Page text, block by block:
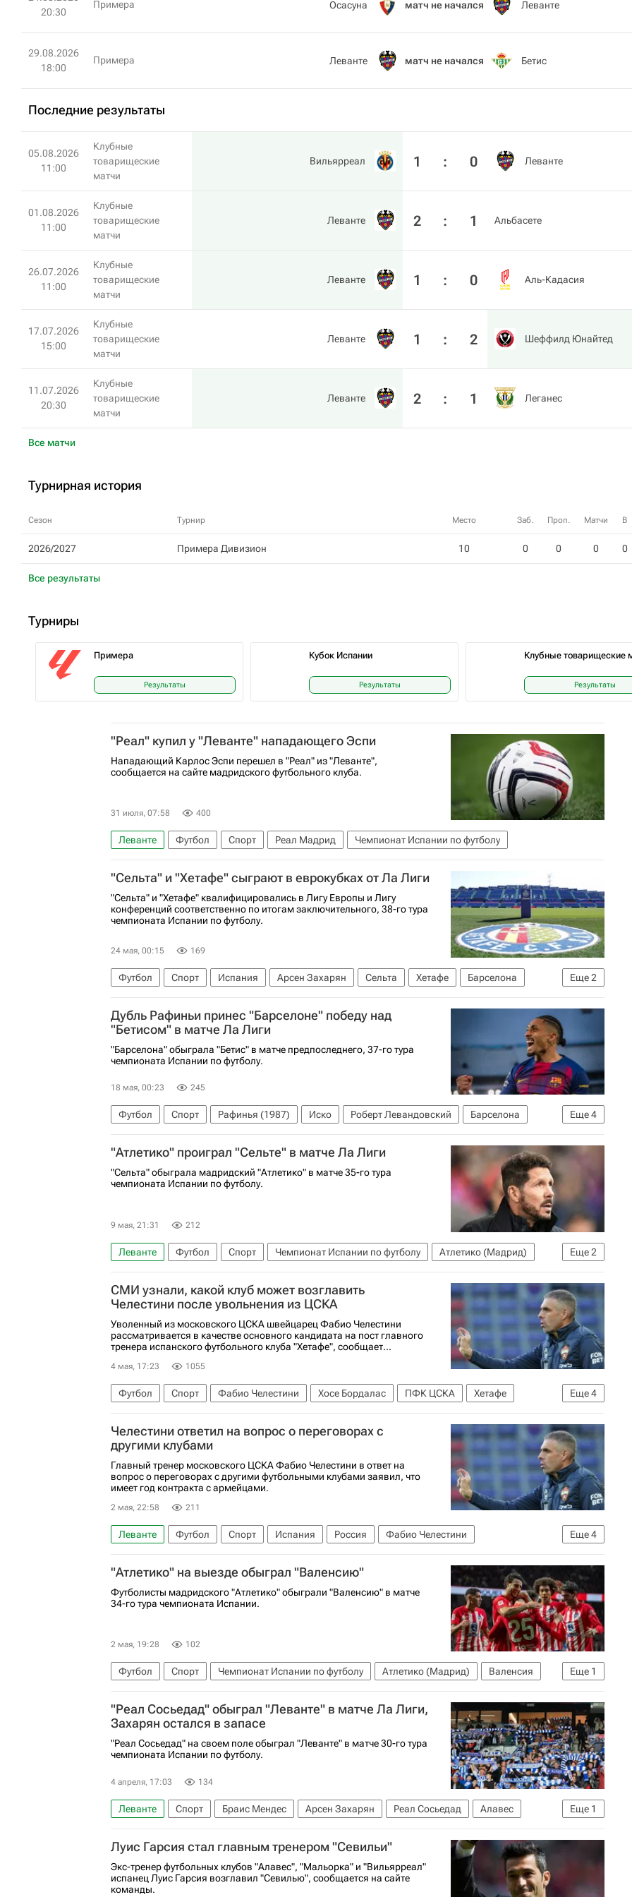
20:30
Примера Осасуна матч не начался Леванте
29.08.2026
18:00
Примера Леванте матч не начался Бетис
Последние результаты
Все матчи
05.08.2026
11:00
Клубные
товарищеские
матчи
Вильярреал 1 : 0 Леванте
01.08.2026
11:00
Клубные
товарищеские
матчи
Леванте 2 : 1 Альбасете
26.07.2026
11:00
Клубные
товарищеские
матчи
Леванте 1 : 0 Аль-Кадасия
17.07.2026
15:00
Клубные
товарищеские
матчи
Леванте 1 : 2 Шеффилд Юнайтед
11.07.2026
20:30
Клубные
товарищеские
матчи
Леванте 2 : 1 Леганес
Турнирная история
Сезон Турнир Место Заб. Проп. Матчи В
2026/2027 Примера Дивизион 10 0 0 0 0
Все результаты
Турниры
Примера
Результаты
Кубок Испании
Результаты
Клубные товарищеские
Результаты
"Реал" купил у "Леванте" нападающего Эспи
Нападающий Карлос Эспи перешел в "Реал" из "Леванте",
сообщается на сайте мадридского футбольного клуба.
31 июля, 07:58 400
Леванте Футбол Спорт Реал Мадрид Чемпионат Испании по футболу
"Сельта" и "Хетафе" сыграют в еврокубках от Ла Лиги
"Сельта" и "Хетафе" квалифицировались в Лигу Европы и Лигу
конференций соответственно по итогам заключительного, 38-го тура
чемпионата Испании по футболу.
24 мая, 00:15 169
Еще2
Футбол Спорт Испания Арсен Захарян Сельта Хетафе
Барселона
Чемпионат Испании по футболу
Лига чемпионов УЕФА 2026-2027
Дубль Рафиньи принес "Барселоне" победу над
"Бетисом" в матче Ла Лиги
"Барселона" обыграла "Бетис" в матче предпоследнего, 37-го тура
чемпионата Испании по футболу.
18 мая, 00:23 245
Еще4
Футбол Спорт Рафинья (1987) Иско Роберт Левандовский
Барселона
Бетис
Валенсия Чемпионат Испании по футболу Лига чемпионов УЕФА 2026-2027
"Атлетико" проиграл "Сельте" в матче Ла Лиги
"Сельта" обыграла мадридский "Атлетико" в матче 35-го тура
чемпионата Испании по футболу.
9 мая, 21:31 212
Еще2
Леванте Футбол Спорт Чемпионат Испании по футболу
Атлетико (Мадрид)
Борха Иглесиас
Сельта
СМИ узнали, какой клуб может возглавить
Челестини после увольнения из ЦСКА
Уволенный из московского ЦСКА швейцарец Фабио Челестини
рассматривается в качестве основного кандидата на пост главного
тренера испанского футбольного клуба "Хетафе", сообщает...
4 мая, 17:23 1055
Еще4
Футбол Спорт Фабио Челестини Хосе Бордалас ПФК ЦСКА
Хетафе
Суперкубок России по футболу
Зенит Марко Николич Кубок России по футболу
Челестини ответил на вопрос о переговорах с
другими клубами
Главный тренер московского ЦСКА Фабио Челестини в ответ на
вопрос о переговорах с другими футбольными клубами заявил, что
имеет год контракта с армейцами.
2 мая, 22:58 211
Еще4
Леванте Футбол Спорт Испания Россия
Фабио Челестини
Кубок России по футболу
Зенит
РПЛ 2026-2027 (Чемпионат России по футболу)
Чемпионат Испании по футболу
"Атлетико" на выезде обыграл "Валенсию"
Футболисты мадридского "Атлетико" обыграли "Валенсию" в матче
34-го тура чемпионата Испании.
2 мая, 19:28 102
Еще 1
Футбол Спорт Чемпионат Испании по футболу Атлетико (Мадрид)
Валенсия
Вильярреал
"Реал Сосьедад" обыграл "Леванте" в матче Ла Лиги,
Захарян остался в запасе
"Реал Сосьедад" на своем поле обыграл "Леванте" в матче 30-го тура
чемпионата Испании по футболу.
4 апреля, 17:03 134
Еще 1
Леванте Спорт Браис Мендес Арсен Захарян Реал Сосьедад
Алавес
Чемпионат Испании по футболу
Луис Гарсия стал главным тренером "Севильи"
Экс-тренер футбольных клубов "Алавес", "Мальорка" и "Вильярреал"
испанец Луис Гарсия возглавил "Севилью", сообщается на сайте
команды.